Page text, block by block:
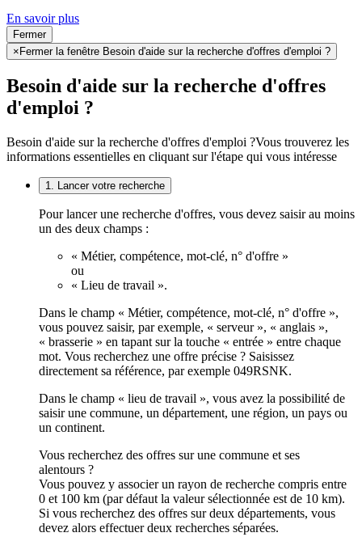
En savoir plus
Fermer
×Fermer la fenêtre Besoin d'aide sur la recherche d'offres d'emploi ?
Besoin d'aide sur la recherche d'offres
d'emploi ?
Besoin d'aide sur la recherche d'offres d'emploi ?Vous trouverez les
informations essentielles en cliquant sur l'étape qui vous intéresse
1. Lancer votre recherche
Pour lancer une recherche d'offres, vous devez saisir au moins
un des deux champs :
« Métier, compétence, mot-clé, n° d'offre »
ou
« Lieu de travail ».
Dans le champ « Métier, compétence, mot-clé, n° d'offre »,
vous pouvez saisir, par exemple, « serveur », « anglais »,
« brasserie » en tapant sur la touche « entrée » entre chaque
mot. Vous recherchez une offre précise ? Saisissez
directement sa référence, par exemple 049RSNK.
Dans le champ « lieu de travail », vous avez la possibilité de
saisir une commune, un département, une région, un pays ou
un continent.
Vous recherchez des offres sur une commune et ses
alentours ?
Vous pouvez y associer un rayon de recherche compris entre
0 et 100 km (par défaut la valeur sélectionnée est de 10 km).
Si vous recherchez des offres sur deux départements, vous
devez alors effectuer deux recherches séparées.